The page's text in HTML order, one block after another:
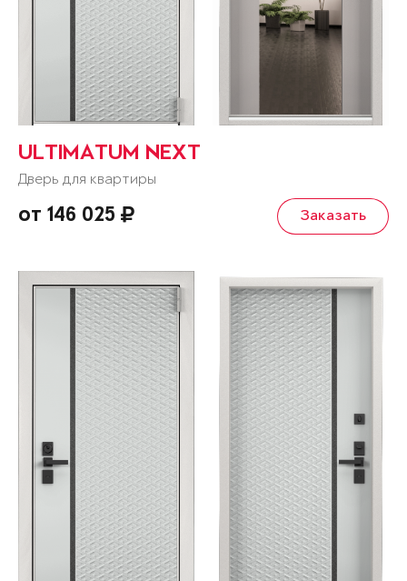
ULTIMATUM NEXT
Дверь для квартиры
от 146 025 Заказать